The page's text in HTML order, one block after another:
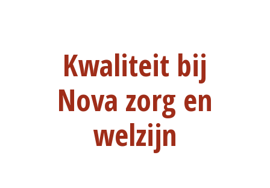
Kwaliteit bij
Nova zorg en
welzijn